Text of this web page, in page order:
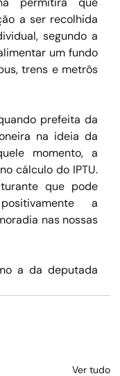
a ser recolhida
segundo a
um fundo
trens e metrôs
prefeita da
na ideia da
momento, a
cálculo do IPTU.
que pode
a
nas nossas
a da deputada
Ver tudo